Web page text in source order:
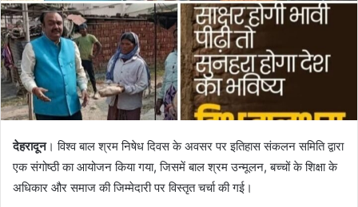
देहरादून। विश्व बाल श्रम निषेध दिवस के अवसर पर इतिहास संकलन समिति द्वारा
एक संगोष्ठी का आयोजन किया गया, जिसमें बाल श्रम उन्मूलन, बच्चों के शिक्षा के
अधिकार और समाज की जिम्मेदारी पर विस्तृत चर्चा की गई।